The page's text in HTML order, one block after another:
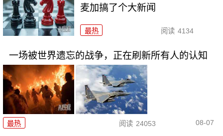
麦加搞了个大新闻
最热 阅读 4134
一场被世界遗忘的战争，正在刷新所有人的认知
最热 阅读 24053 08-07